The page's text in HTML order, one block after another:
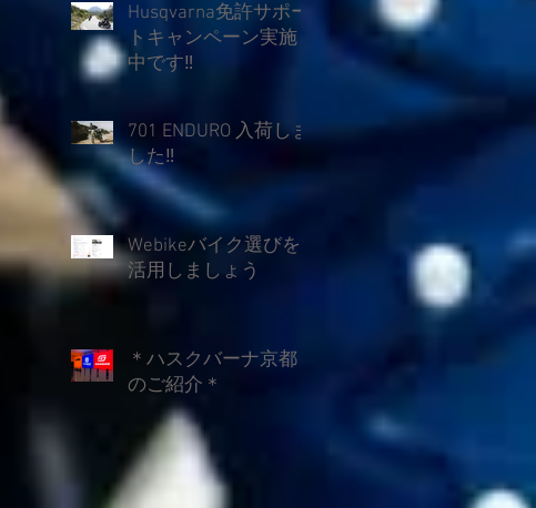
Husqvarna免許サポー
トキャンペーン実施
中です‼
701 ENDURO 入荷しま
した‼
Webikeバイク選びを
活用しましょう
＊ハスクバーナ京都
のご紹介＊